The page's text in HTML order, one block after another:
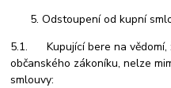
Odstoupení od kupní
5.1. Kupující bere na vědomí,
občanského zákoníku, nelze
smlouvy: